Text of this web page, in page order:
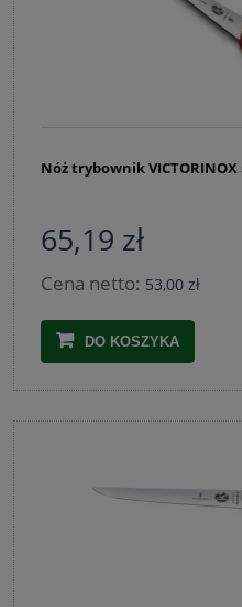
Nóż trybownik VICTORINOX
65,19 zł
Cena netto: 53,00 zł
DO KOSZYKA